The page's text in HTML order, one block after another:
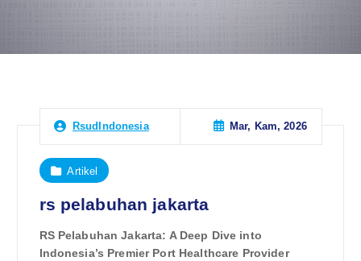
RsudIndonesia Mar, Kam, 2026
Artikel
rs pelabuhan jakarta
RS Pelabuhan Jakarta: A Deep Dive into
Indonesia’s Premier Port Healthcare Provider